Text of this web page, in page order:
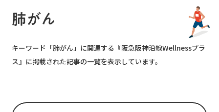
肺がん
キーワード「肺がん」に関連する『阪急阪神沿線Wellnessプラ
ス』に掲載された記事の一覧を表示しています。